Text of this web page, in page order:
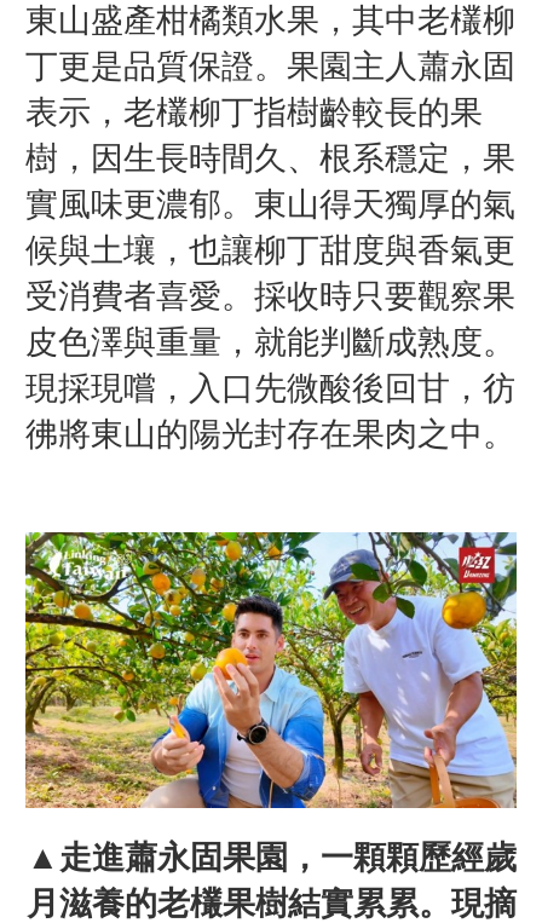
東山盛產柑橘類水果，其中老欉柳
丁更是品質保證。果園主人蕭永固
表示，老欉柳丁指樹齡較長的果
樹，因生長時間久、根系穩定，果
實風味更濃郁。東山得天獨厚的氣
候與土壤，也讓柳丁甜度與香氣更
受消費者喜愛。採收時只要觀察果
皮色澤與重量，就能判斷成熟度。
現採現嚐，入口先微酸後回甘，彷
彿將東山的陽光封存在果肉之中。
▲走進蕭永固果園，一顆顆歷經歲
月滋養的老欉果樹結實累累。現摘